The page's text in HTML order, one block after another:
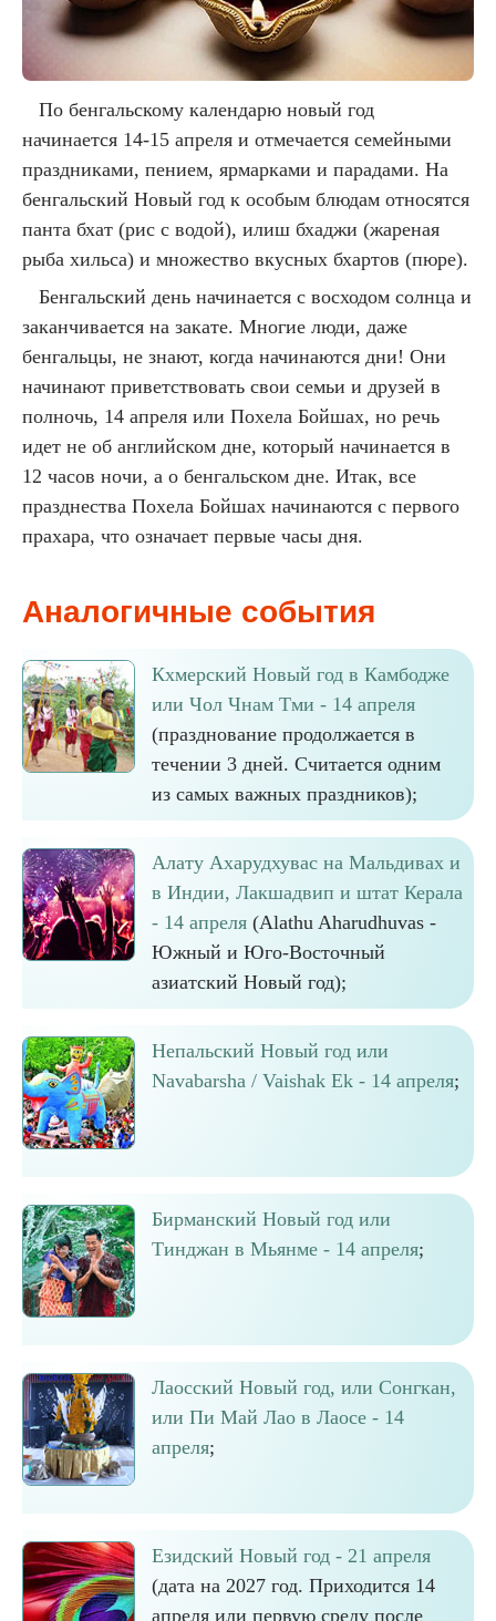
По бенгальскому календарю новый год
начинается 14-15 апреля и отмечается семейными
праздниками, пением, ярмарками и парадами. На
бенгальский Новый год к особым блюдам относятся
панта бхат (рис с водой), илиш бхаджи (жареная
рыба хильса) и множество вкусных бхартов (пюре).
Бенгальский день начинается с восходом солнца и
заканчивается на закате. Многие люди, даже
бенгальцы, не знают, когда начинаются дни! Они
начинают приветствовать свои семьи и друзей в
полночь, 14 апреля или Похела Бойшах, но речь
идет не об английском дне, который начинается в
12 часов ночи, а о бенгальском дне. Итак, все
празднества Похела Бойшах начинаются с первого
прахара, что означает первые часы дня.
Аналогичные события
Кхмерский Новый год в Камбодже
или Чол Чнам Тми - 14 апреля
(празднование продолжается в
течении 3 дней. Считается одним
из самых важных праздников);
Алату Ахарудхувас на Мальдивах и
в Индии, Лакшадвип и штат Керала
- 14 апреля (Alathu Aharudhuvas -
Южный и Юго-Восточный
азиатский Новый год);
Непальский Новый год или
Navabarsha / Vaishak Ek - 14 апреля;
Бирманский Новый год или
Тинджан в Мьянме - 14 апреля;
Лаосский Новый год, или Сонгкан,
или Пи Май Лао в Лаосе - 14
апреля;
Езидский Новый год - 21 апреля
(дата на 2027 год. Приходится 14
апреля или первую среду после